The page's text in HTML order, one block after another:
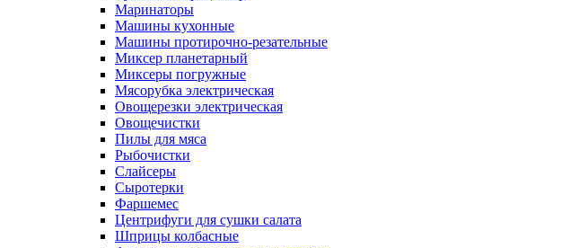
Маринаторы
Машины кухонные
Машины протирочно-резательные
Миксер планетарный
Миксеры погружные
Мясорубка электрическая
Овощерезки электрическая
Овощечистки
Пилы для мяса
Рыбочистки
Слайсеры
Сыротерки
Фаршемес
Центрифуги для сушки салата
Шприцы колбасные